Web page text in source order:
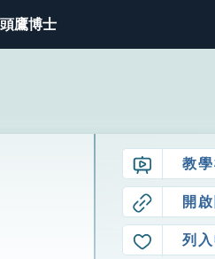
鷹博士
教
開
列